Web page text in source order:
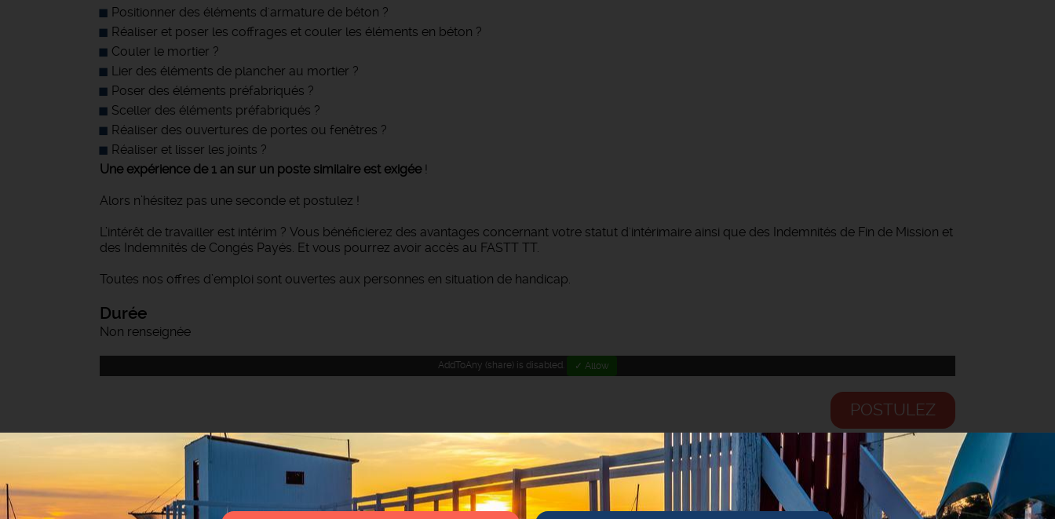
Positionner des éléments d'armature de béton ?
Réaliser et poser les coffrages et couler les éléments en béton ?
Couler le mortier ?
Lier des éléments de plancher au mortier ?
Poser des éléments préfabriqués ?
Sceller des éléments préfabriqués ?
Réaliser des ouvertures de portes ou fenêtres ?
Réaliser et lisser les joints ?
Une expérience de 1 an sur un poste similaire est exigée!
Alors n’hésitez pas une seconde et postulez !
L’intérêt de travailler est intérim ? Vous bénéficierez des avantages concernant votre statut d'intérimaire ainsi que des Indemnités de Fin de Mission et
des Indemnités de Congés Payés. Et vous pourrez avoir accès au FASTT TT.
Toutes nos offres d’emploi sont ouvertes aux personnes en situation de handicap.
Durée
Non renseignée
AddToAny (share) is disabled. ✓ Allow
POSTULEZ